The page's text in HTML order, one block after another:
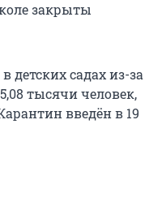
закрыты
детских садах из-за
тысячи человек,
введён в 19